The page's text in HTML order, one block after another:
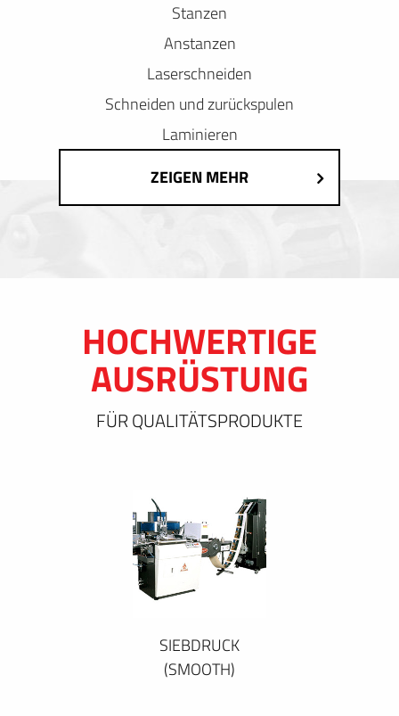
Stanzen
Anstanzen
Laserschneiden
Schneiden und zurückspulen
Laminieren
ZEIGEN MEHR
HOCHWERTIGE
AUSRÜSTUNG
FÜR QUALITÄTSPRODUKTE
SIEBDRUCK
(SMOOTH)